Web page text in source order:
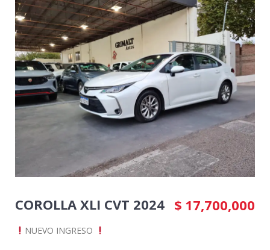
COROLLA XLI CVT 2024 $ 17,700,000
NUEVO INGRESO